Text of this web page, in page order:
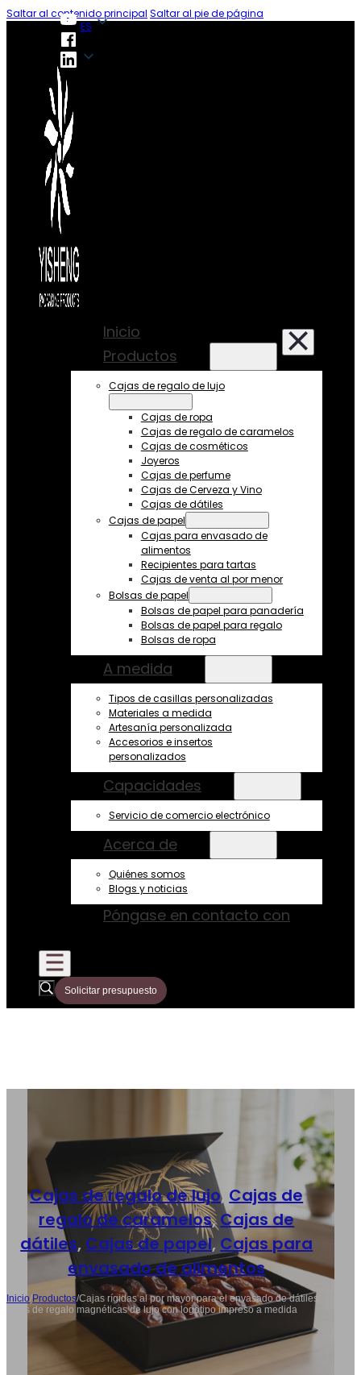
Saltar al contenido principal Saltar al pie de página
ES
Inicio
Productos
Cajas de regalo de lujo
Cajas de ropa
Cajas de regalo de caramelos
Cajas de cosméticos
Joyeros
Cajas de perfume
Cajas de Cerveza y Vino
Cajas de dátiles
Cajas de papel
Cajas para envasado de
alimentos
Recipientes para tartas
Cajas de venta al por menor
Bolsas de papel
Bolsas de papel para panadería
Bolsas de papel para regalo
Bolsas de ropa
A medida
Tipos de casillas personalizadas
Materiales a medida
Artesanía personalizada
Accesorios e insertos
personalizados
Capacidades
Servicio de comercio electrónico
Acerca de
Quiénes somos
Blogs y noticias
Póngase en contacto con
Solicitar presupuesto
Cajas de regalo de lujo, Cajas de
regalo de caramelos,Cajas de
dátiles, Cajas de papel, Cajas para
envasado de alimentos
Inicio/Productos/Cajas rígidas al por mayor para el envasado de dátiles,
cajas de regalo magnéticas de lujo con logotipo impreso a medida